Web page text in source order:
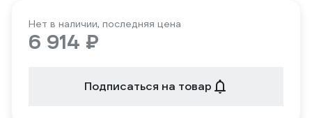
Нет в наличии, последняя цена
6 914 ₽
Подписаться на товар